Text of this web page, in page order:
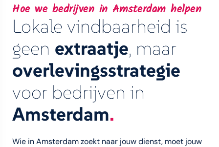
Hoe we bedrijven in Amsterdam helpen
Lokale vindbaarheid is
geen extraatje, maar
overlevingsstrategie
voor bedrijven in
Amsterdam.
Wie in Amsterdam zoekt naar jouw dienst, moet jouw